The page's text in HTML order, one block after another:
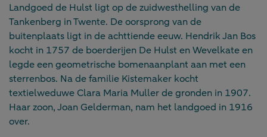
Landgoed de Hulst ligt op de zuidwesthelling van de
Tankenberg in Twente. De oorsprong van de
buitenplaats ligt in de achttiende eeuw. Hendrik Jan Bos
kocht in 1757 de boerderijen De Hulst en Wevelkate en
legde een geometrische bomenaanplant aan met een
sterrenbos. Na de familie Kistemaker kocht
textielweduwe Clara Maria Muller de gronden in 1907.
Haar zoon, Joan Gelderman, nam het landgoed in 1916
over.